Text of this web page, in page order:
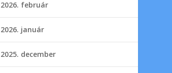
2026. február
2026. január
2025. december